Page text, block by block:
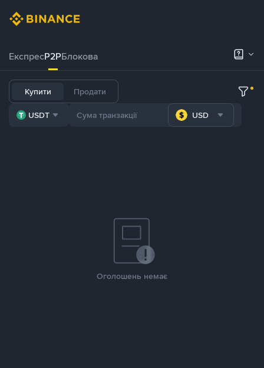
ЕкспресP2PБлокова
Купити Продати
USDT USD
Оголошень немає